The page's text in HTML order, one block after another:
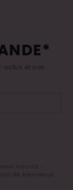
actus et nos
inscrits -
de bienvenue